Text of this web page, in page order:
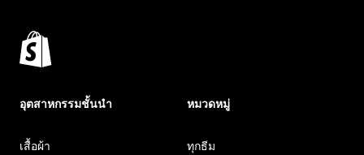
อุตสาหกรรมชั้นนำ
เสื้อผ้า
หมวดหมู่
ทุกธีม